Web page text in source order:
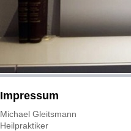
Impressum
Michael Gleitsmann
Heilpraktiker